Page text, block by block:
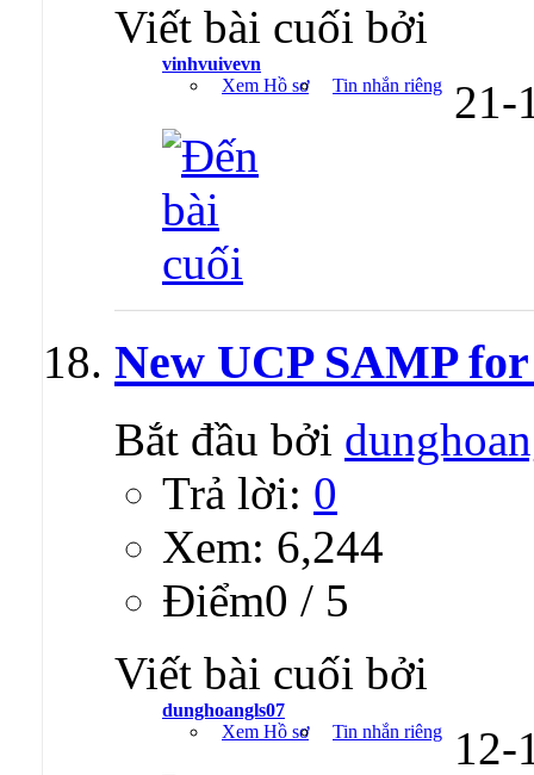
Viết bài cuối bởi
vinhvuivevn
Xem Hồ sơ
Tin nhắn riêng 21-
New UCP SAMP
Bắt đầu bởi
Trả lời: 0
Xem: 6,244
Ðiểm0 / 5
Viết bài cuối bởi
dunghoangls07
Xem Hồ sơ
Tin nhắn riêng 12-